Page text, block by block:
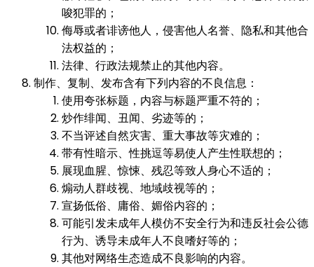
唆犯罪的；
侮辱或者诽谤他人，侵害他人名誉、隐私和其他合
法权益的；
法律、行政法规禁止的其他内容。
制作、复制、发布含有下列内容的不良信息：
使用夸张标题，内容与标题严重不符的；
炒作绯闻、丑闻、劣迹等的；
不当评述自然灾害、重大事故等灾难的；
带有性暗示、性挑逗等易使人产生性联想的；
展现血腥、惊悚、残忍等致人身心不适的；
煽动人群歧视、地域歧视等的；
宣扬低俗、庸俗、媚俗内容的；
可能引发未成年人模仿不安全行为和违反社会公德
行为、诱导未成年人不良嗜好等的；
其他对网络生态造成不良影响的内容。